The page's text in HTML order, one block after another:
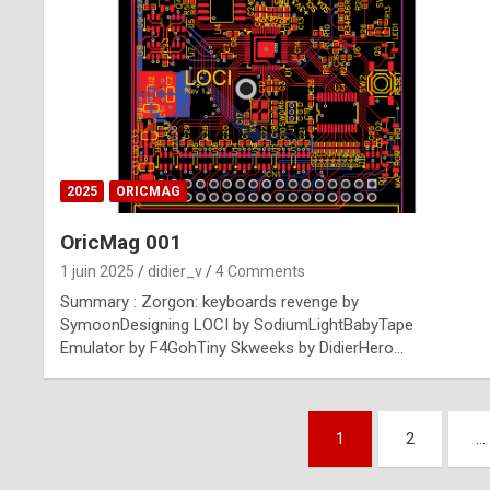
2025 ORICMAG
OricMag 001
1 juin 2025 didier_v 4 Comments
Summary : Zorgon: keyboards revenge by
SymoonDesigning LOCI by SodiumLightBabyTape
Emulator by F4GohTiny Skweeks by DidierHero…
1 2 …